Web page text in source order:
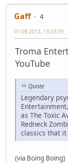
Gaff
4
01-09-2012, 13:33:59
Troma
YouTube
Quote
Legendary
as The Toxic
Redneck
classics that it
(via Boing Boing)